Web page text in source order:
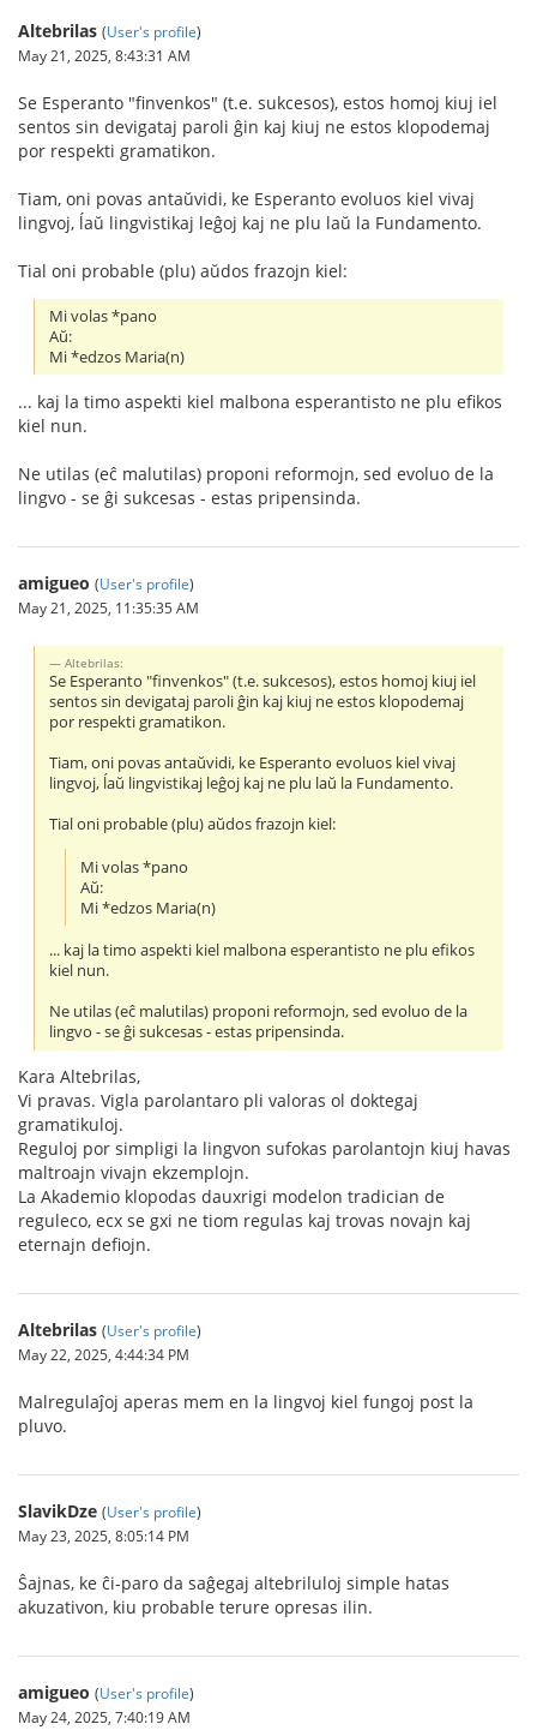
Altebrilas (User's profile)
May 21, 2025, 8:43:31 AM
Se Esperanto "finvenkos" (t.e. sukcesos), estos homoj kiuj iel
sentos sin devigataj paroli ĝin kaj kiuj ne estos klopodemaj
por respekti gramatikon.
Tiam, oni povas antaŭvidi, ke Esperanto evoluos kiel vivaj
lingvoj, ĺaŭ lingvistikaj leĝoj kaj ne plu laŭ la Fundamento.
Tial oni probable (plu) aŭdos frazojn kiel:
Mi volas *pano
Aŭ:
Mi *edzos Maria(n)
... kaj la timo aspekti kiel malbona esperantisto ne plu efikos
kiel nun.
Ne utilas (eĉ malutilas) proponi reformojn, sed evoluo de la
lingvo - se ĝi sukcesas - estas pripensinda.
amigueo (User's profile)
May 21, 2025, 11:35:35 AM
Altebrilas:
Se Esperanto "finvenkos" (t.e. sukcesos), estos homoj kiuj iel
sentos sin devigataj paroli ĝin kaj kiuj ne estos klopodemaj
por respekti gramatikon.
Tiam, oni povas antaŭvidi, ke Esperanto evoluos kiel vivaj
lingvoj, ĺaŭ lingvistikaj leĝoj kaj ne plu laŭ la Fundamento.
Tial oni probable (plu) aŭdos frazojn kiel:
Mi volas *pano
Aŭ:
Mi *edzos Maria(n)
... kaj la timo aspekti kiel malbona esperantisto ne plu efikos
kiel nun.
Ne utilas (eĉ malutilas) proponi reformojn, sed evoluo de la
lingvo - se ĝi sukcesas - estas pripensinda.
Kara Altebrilas,
Vi pravas. Vigla parolantaro pli valoras ol doktegaj
gramatikuloj.
Reguloj por simpligi la lingvon sufokas parolantojn kiuj havas
maltroajn vivajn ekzemplojn.
La Akademio klopodas dauxrigi modelon tradician de
reguleco, ecx se gxi ne tiom regulas kaj trovas novajn kaj
eternajn defiojn.
Altebrilas (User's profile)
May 22, 2025, 4:44:34 PM
Malregulaĵoj aperas mem en la lingvoj kiel fungoj post la
pluvo.
SlavikDze (User's profile)
May 23, 2025, 8:05:14 PM
Ŝajnas, ke ĉi-paro da saĝegaj altebriluloj simple hatas
akuzativon, kiu probable terure opresas ilin.
amigueo (User's profile)
May 24, 2025, 7:40:19 AM